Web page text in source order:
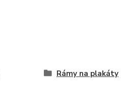
Rámy na plakáty